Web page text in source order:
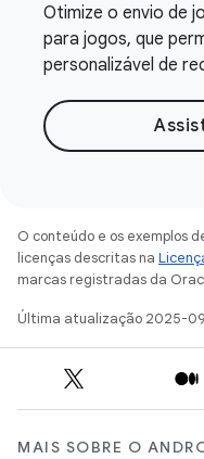
Otimize o envio de
para jogos, que
personalizável de
O conteúdo e os exemplos
licenças descritas na
marcas registradas da
Última atualização 2025-
MAIS SOBRE O